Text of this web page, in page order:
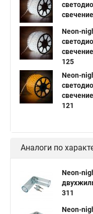
Neon-
125
Neon-
121
Аналоги по
Neon-
311
Neon-